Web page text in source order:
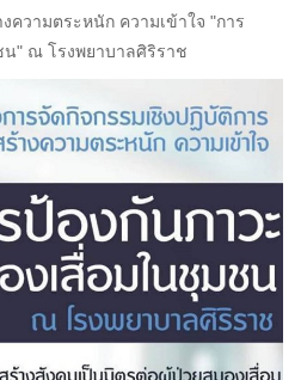
ความตระหนัก ความเข้าใจ "การ
น" ณ โรงพยาบาลศิริราช